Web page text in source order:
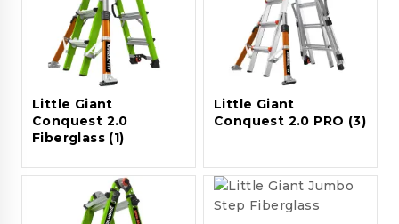
Little Giant
Conquest 2.0
Fiberglass (1)
Little Giant
Conquest 2.0 PRO (3)